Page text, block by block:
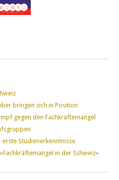
bringen sich in Position
gegen den Fachkräftemangel
Studienerkenntnisse
in der Schweiz»